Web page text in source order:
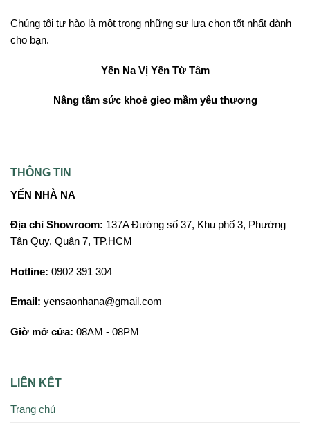
Chúng tôi tự hào là một trong những sự lựa chọn tốt nhất dành
cho bạn.
Yến Na Vị Yến Từ Tâm
Nâng tầm sức khoẻ gieo mầm yêu thương
THÔNG TIN
YẾN NHÀ NA
Địa chỉ Showroom: 137A Đường số 37, Khu phố 3, Phường
Tân Quy, Quận 7, TP.HCM
Hotline: 0902 391 304
Email: yensaonhana@gmail.com
Giờ mở cửa: 08AM - 08PM
LIÊN KẾT
Trang chủ